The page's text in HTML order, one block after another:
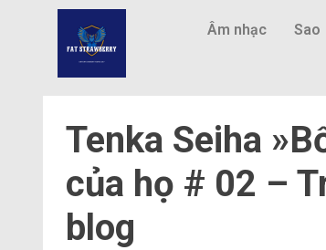
Âm nhạc Sao
Tenka Seiha
của họ # 02 –
blog